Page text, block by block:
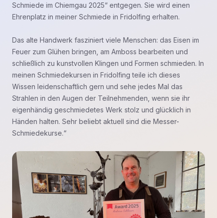
Schmiede im Chiemgau 2025“ entgegen. Sie wird einen
Ehrenplatz in meiner Schmiede in Fridolfing erhalten.
Das alte Handwerk fasziniert viele Menschen: das Eisen im
Feuer zum Glühen bringen, am Amboss bearbeiten und
schließlich zu kunstvollen Klingen und Formen schmieden. In
meinen Schmiedekursen in Fridolfing teile ich dieses
Wissen leidenschaftlich gern und sehe jedes Mal das
Strahlen in den Augen der Teilnehmenden, wenn sie ihr
eigenhändig geschmiedetes Werk stolz und glücklich in
Händen halten. Sehr beliebt aktuell sind die Messer-
Schmiedekurse.“